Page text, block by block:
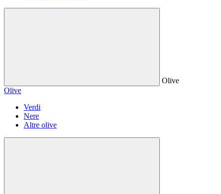
Olive
Olive
Verdi
Nere
Altre olive